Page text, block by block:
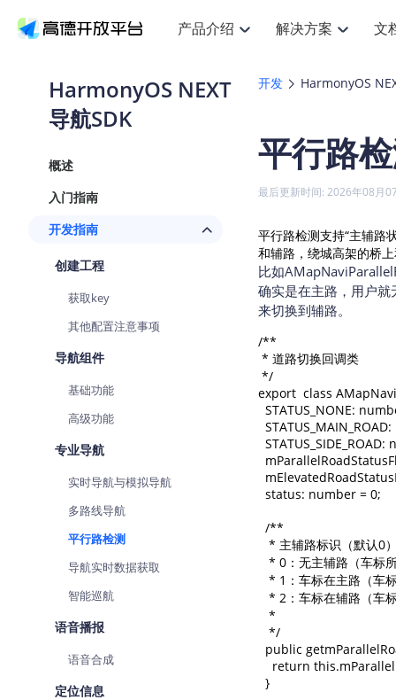
产品介绍
产品介绍
高德开放平台产品介绍
查看全部文档
搜索定位
位置、周边、行政区、ID等查询接口
Android iOS
基于LBS的定位服务
iOS
地理/逆地理编码
位置名称与经纬度之间转换服务
Android iOS
虚拟空间围栏服务
iOS
查询目标区域当前/未来天气
通过基站、Wifi获取位置信息
导航
轻松
提供
API
猎
提
智
智能
物
提供
公
交
查询
解决方案
解决方案
提供各行业LBS解决方案
提供LBS领域的Agent解决方案
提供智能守护与运动出行解决方案
智能眼镜实时导航及智慧出行解决方案
世界地图
面向开发者提供全球范围内LBS服务
NEW
合规精确的两轮车场景导航
提供手机银行APP地图应用
文
文档与支持
高德开放平台开发文档与
Web高级服务API
JS
数据可视化
地铁图 JS
定价
开放平台产品定价
产品定价
产品定价 产品
企业智图
Android定位
Android定位
JS API提供
7大类44种
商业授权相
HarmonyOS NEXT
导航SDK
概述
入门指南
开发指南
创建工程
获取key
其他配置注意事项
导航组件
基础功能
高级功能
专业导航
实时导航与模拟导航
多路线导航
平行路检测
导航实时数据获取
智能巡航
语音播报
语音合成
定位信息
开发 HarmonyOS
平行路
最后更新时间: 2026年08月
平行路检测支持“主辅路
和辅路，绕城高架的桥
比如
确实是在主路，用户
来切换到辅路。
/**
* 道路切换回调类
*/
export  class
STATUS_NONE:
STATUS_MAIN_ROAD:
STATUS_SIDE_ROAD:
  status: number = 0;
  /**
* 主辅路标识（默认0
* 0：无主辅路（车标
* 1：车标在主路（车
* 2：车标在辅路（车
   *
   */
public
return
  }